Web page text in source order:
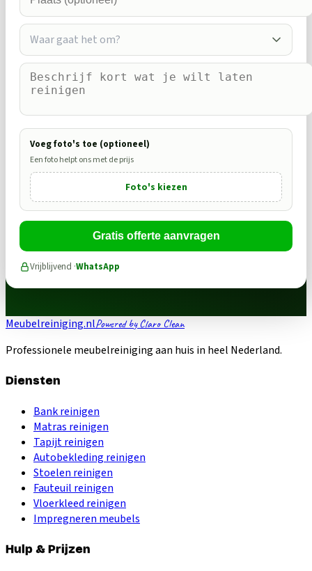
Waar gaat het om?
Voeg foto's toe (optioneel)
Een foto helpt ons met de prijs
Foto's kiezen
Gratis offerte aanvragen
Vrijblijvend ·WhatsApp
Meubelreiniging.nlPowered by Claro Clean
Professionele meubelreiniging aan huis in heel Nederland.
Diensten
Bank reinigen
Matras reinigen
Tapijt reinigen
Autobekleding reinigen
Stoelen reinigen
Fauteuil reinigen
Vloerkleed reinigen
Impregneren meubels
Hulp & Prijzen